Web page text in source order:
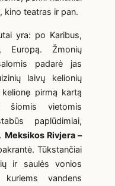
kino teatras ir pan.
yra: po Karibus,
Europą. Žmonių
padarė jas
laivų kelionių
pirmą kartą
šiomis vietomis
paplūdimiai,
Meksikos Rivjera –
Tūkstančiai
ir saulės vonios
vandens